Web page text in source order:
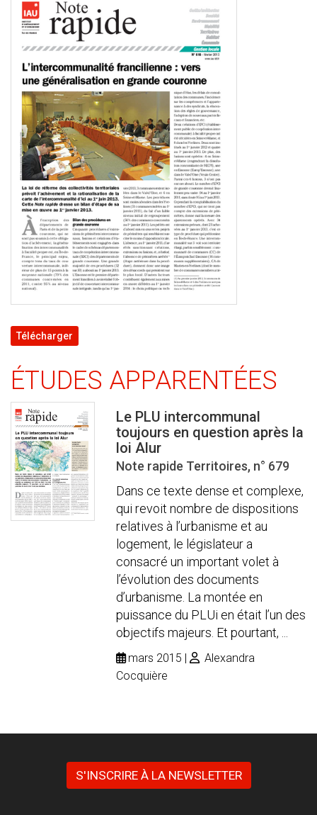
Télécharger
ÉTUDES APPARENTÉES
Le PLU intercommunal
toujours en question après la
loi Alur
Note rapide Territoires, n° 679
Dans ce texte dense et complexe,
qui revoit nombre de dispositions
relatives à l’urbanisme et au
logement, le législateur a
consacré un important volet à
l’évolution des documents
d’urbanisme. La montée en
puissance du PLUi en était l’un des
objectifs majeurs. Et pourtant, ...
mars 2015
Alexandra
Cocquière
S'INSCRIRE À LA NEWSLETTER